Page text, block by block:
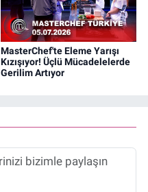
MasterChef'te Eleme Yarışı
Kızışıyor! Üçlü Mücadelelerde
Gerilim Artıyor